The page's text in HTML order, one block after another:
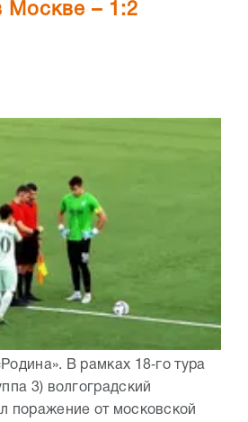
Москве – 1:2
В рамках 18‑го тура
3) волгоградский
поражение от московской